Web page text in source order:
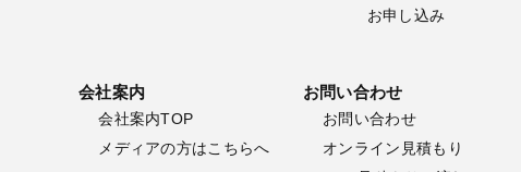
お申し込み
会社案内
会社案内TOP
メディアの方はこちらへ
お問い合わせ
お問い合わせ
オンライン見積もり